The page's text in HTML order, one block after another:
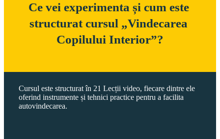
Ce vei experimenta și cum este
structurat cursul „Vindecarea
Cursul este structurat în 21 Lecții video, fiecare dintre ele
oferind instrumente și tehnici practice pentru a facilita
autovindecarea.